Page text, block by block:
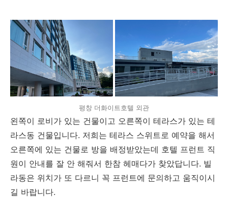
평창 더화이트호텔 외관
왼쪽이 로비가 있는 건물이고 오른쪽이 테라스가 있는 테
라스동 건물입니다. 저희는 테라스 스위트로 예약을 해서
오른쪽에 있는 건물로 방을 배정받았는데 호텔 프런트 직
원이 안내를 잘 안 해줘서 한참 헤매다가 찾았답니다. 빌
라동은 위치가 또 다르니 꼭 프런트에 문의하고 움직이시
길 바랍니다.